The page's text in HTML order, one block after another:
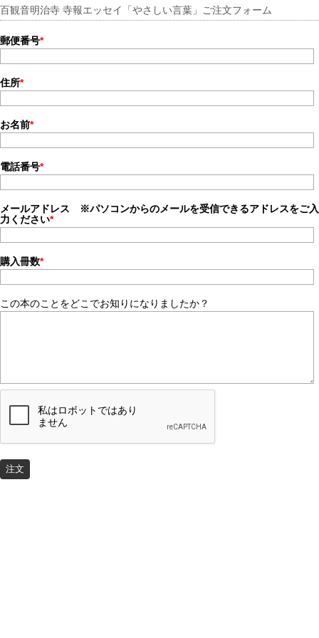
百観音明治寺 寺報エッセイ「やさしい言葉」ご注文フォーム
郵便番号*
住所*
お名前*
電話番号*
メールアドレス ※パソコンからのメールを受信できるアドレスをご入
力ください*
購入冊数*
この本のことをどこでお知りになりましたか？